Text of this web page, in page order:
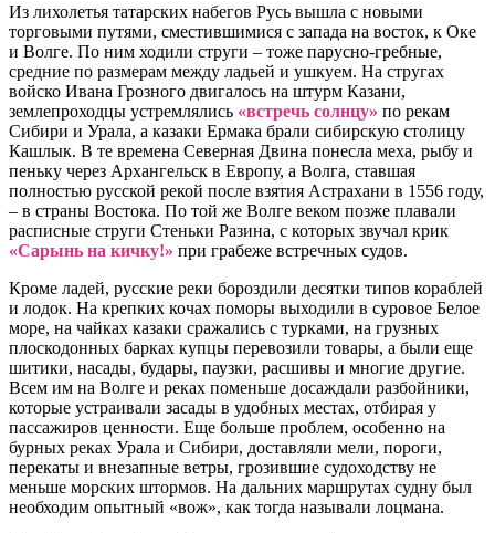
Из лихолетья татарских набегов Русь вышла с новыми
торговыми путями, сместившимися с запада на восток, к Оке
и Волге. По ним ходили струги – тоже парусно-гребные,
средние по размерам между ладьей и ушкуем. На стругах
войско Ивана Грозного двигалось на штурм Казани,
землепроходцы устремлялись «встречь солнцу» по рекам
Сибири и Урала, а казаки Ермака брали сибирскую столицу
Кашлык. В те времена Северная Двина понесла меха, рыбу и
пеньку через Архангельск в Европу, а Волга, ставшая
полностью русской рекой после взятия Астрахани в 1556 году,
– в страны Востока. По той же Волге веком позже плавали
расписные струги Стеньки Разина, с которых звучал крик
«Сарынь на кичку!» при грабеже встречных судов.
Кроме ладей, русские реки бороздили десятки типов кораблей
и лодок. На крепких кочах поморы выходили в суровое Белое
море, на чайках казаки сражались с турками, на грузных
плоскодонных барках купцы перевозили товары, а были еще
шитики, насады, будары, паузки, расшивы и многие другие.
Всем им на Волге и реках поменьше досаждали разбойники,
которые устраивали засады в удобных местах, отбирая у
пассажиров ценности. Еще больше проблем, особенно на
бурных реках Урала и Сибири, доставляли мели, пороги,
перекаты и внезапные ветры, грозившие судоходству не
меньше морских штормов. На дальних маршрутах судну был
необходим опытный «вож», как тогда называли лоцмана.